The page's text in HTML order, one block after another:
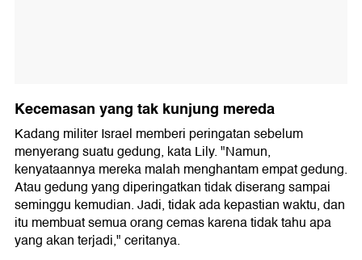
Kecemasan yang tak kunjung mereda
Kadang militer Israel memberi peringatan sebelum
menyerang suatu gedung, kata Lily. "Namun,
kenyataannya mereka malah menghantam empat gedung.
Atau gedung yang diperingatkan tidak diserang sampai
seminggu kemudian. Jadi, tidak ada kepastian waktu, dan
itu membuat semua orang cemas karena tidak tahu apa
yang akan terjadi," ceritanya.